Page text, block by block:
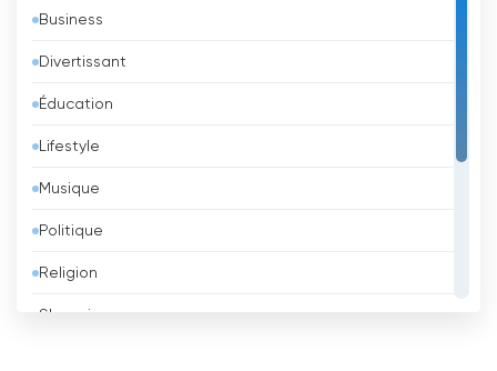
Autriche
Azerbaïdjan
Bahreïn
Bangladesh
Barbade
Belgique
Belize
Business
Divertissant
Éducation
Lifestyle
Musique
Politique
Religion
Shopping